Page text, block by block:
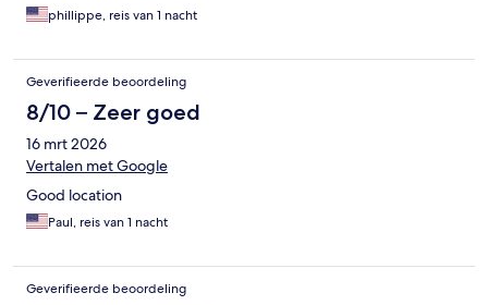
phillippe, reis van 1 nacht
Geverifieerde beoordeling
8/10 – Zeer goed
16 mrt 2026
Vertalen met Google
Good location
Paul, reis van 1 nacht
Geverifieerde beoordeling